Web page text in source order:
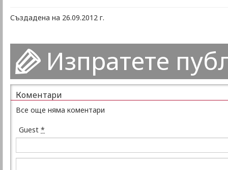
Създадена на 26.09.2012 г.
Изпратете
Коментари
Все още няма коментари
Guest *